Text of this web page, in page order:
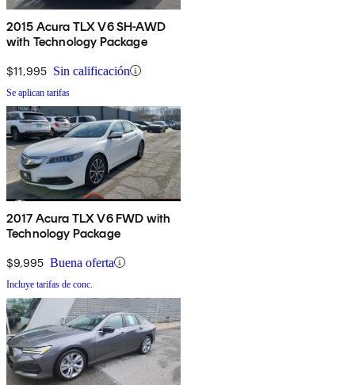
2015 Acura TLX V6 SH-AWD
with Technology Package
$11,995 Sin calificación
Se aplican tarifas
2017 Acura TLX V6 FWD with
Technology Package
$9,995 Buena oferta
Incluye tarifas de conc.